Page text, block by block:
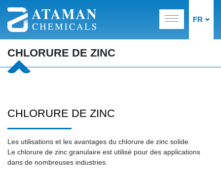
FR
CHLORURE DE ZINC
CHLORURE DE ZINC
Les utilisations et les avantages du chlorure de zinc solide
Le chlorure de zinc granulaire est utilisé pour des applications
dans de nombreuses industries.